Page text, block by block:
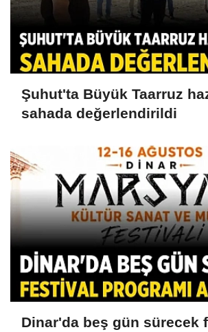
Şuhut'ta Büyük Taarruz
sahada değerlendirildi
Dinar'da beş gün sürecek